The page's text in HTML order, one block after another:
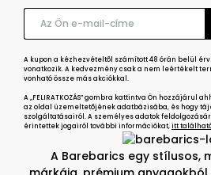
A Barebarics egy stílusos,
A kupon a kézhezvételtől számított 48 órán belül
vonatkozik. A kedvezmény csak a nem leértékelt
vonható össze más akciókkal.
A „FELIRATKOZÁS” gombra kattintva Ön hozzájárul
az oldal üzemeltetőjének adatbázisába, és hogy
szolgáltatásairól. A személyes adatok
érintettek jogairól további információkat,itt